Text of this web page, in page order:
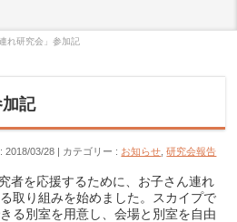
連れ研究会」参加記
加記
2018/03/28 カテゴリー : お知らせ ,研究会報告
者を応援するために、お子さん連れ
取り組みを始めました。スカイプで
る別室を用意し、会場と別室を自由